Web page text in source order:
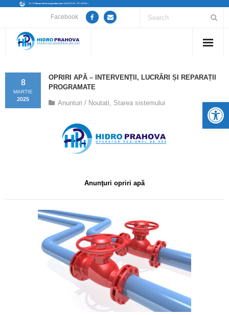
Facebook
Despre noi
Guvernanță Corporativă
Informații de interes public
Calitatea apei
Comunicare
OPRIRI APĂ – INTERVENȚII, LUCRĂRI ȘI REPARAȚII
PROGRAMATE
8
MARTIE
2025 Anunturi / Noutati, Starea sistemului
Anunţuri opriri apă